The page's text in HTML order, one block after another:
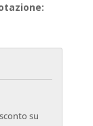
su